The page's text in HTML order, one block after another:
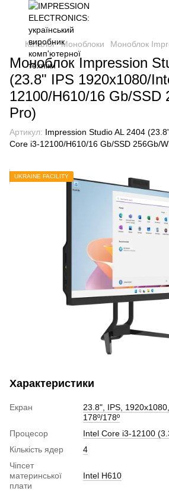
Каталог Моноблоки Моноблок
Моноблок Impression
(23.8" IPS 1920x1080/
12100/H610/16 Gb/SSD
Pro)
Артикул: Impression Studio AL 2404
Core i3-12100/H610/16 Gb/SSD 256Gb/
UKRAINE FACILITY
Характеристики
Екран
23.8", IPS,
178º/178º
Процесор
Intel Core i3-12100
Кількість ядер
4
Чіпсет
материнської
плати
Intel H610